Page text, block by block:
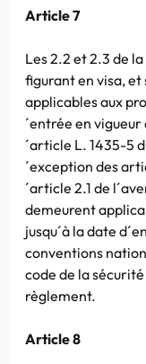
Article 7
Les 2.2 et 2.3 de
figurant en visa, et
applicables aux
´entrée en vigueur
´article L. 1435-5
´exception des
´article 2.1 de
demeurent
jusqu´à la date
conventions
code de la
règlement.
Article 8